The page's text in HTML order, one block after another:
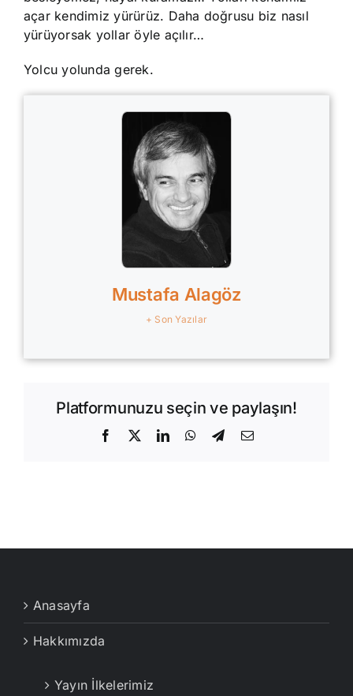
açar kendimiz yürürüz. Daha doğrusu biz nasıl
yürüyorsak yollar öyle açılır…
Yolcu yolunda gerek.
Mustafa Alagöz
+ Son Yazılar
Platformunuzu seçin ve paylaşın!
Facebook
X LinkedInWhatsApp
Telegram
E-
Anasayfa
Hakkımızda
Yayın İlkelerimiz